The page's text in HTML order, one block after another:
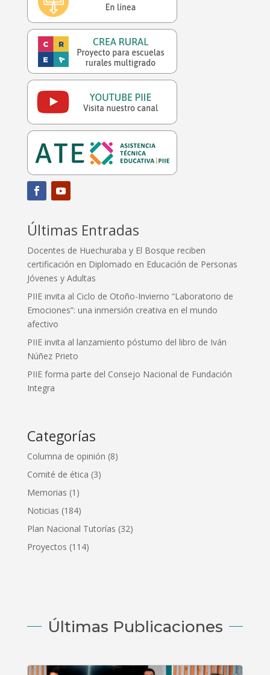
Últimas Entradas
Docentes de Huechuraba y El Bosque reciben
certificación en Diplomado en Educación de Personas
Jóvenes y Adultas
PIIE invita al Ciclo de Otoño-Invierno “Laboratorio de
Emociones”: una inmersión creativa en el mundo
afectivo
PIIE invita al lanzamiento póstumo del libro de Iván
Núñez Prieto
PIIE forma parte del Consejo Nacional de Fundación
Integra
Categorías
Columna de opinión (8)
Comité de ética (3)
Memorias (1)
Noticias (184)
Plan Nacional Tutorías (32)
Proyectos (114)
Últimas Publicaciones